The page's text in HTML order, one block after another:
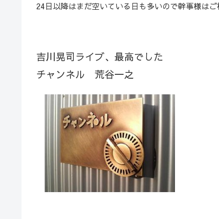
24日以降はまだ空いている日も多いので幹事様は
吉川晃司ライブ、最高でした
チャンネル 荒谷一之